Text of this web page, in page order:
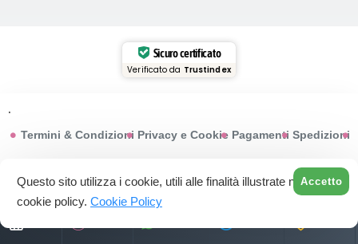
Sicuro certificato
Verificato da Trustindex
.
Termini & Condizioni Privacy e Cookie Pagamenti Spedizioni
Privacy Policy Cookie Policy Accetto
Questo sito utilizza i cookie, utili alle finalità illustrate nella
cookie policy. Cookie Policy